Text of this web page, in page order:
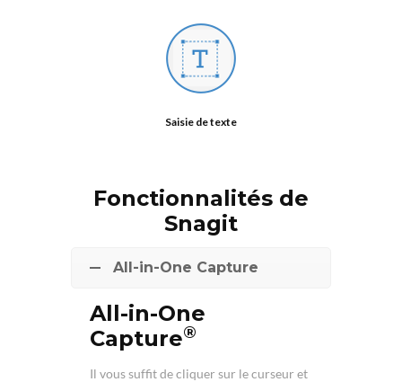
Saisie de texte
Fonctionnalités de
Snagit
All-in-One Capture
All-in-One
Capture®
Il vous suffit de cliquer sur le curseur et